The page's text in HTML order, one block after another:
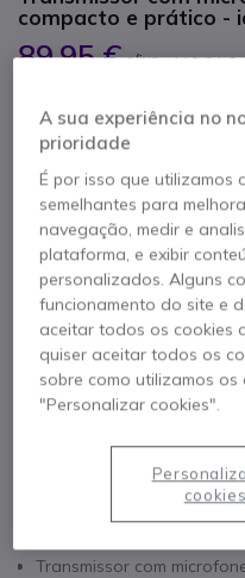
compacto e prático -
89,95 € s/iva 110,64 €
3 produtosem stock
35 produtos em stock
Entrega:5-7 dias
2 anos de garantiado
Características principais
Transmissor com
A sua experiência no
prioridade
É por isso que utilizamos
semelhantes para
navegação, medir e
plataforma, e exibir
personalizados. Alguns
funcionamento do site e
aceitar todos os cookies
quiser aceitar todos os
sobre como utilizamos os
"Personalizar cookies".
cookies